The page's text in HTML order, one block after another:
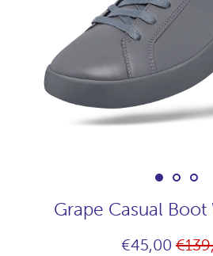
Grape Casual
€45,00